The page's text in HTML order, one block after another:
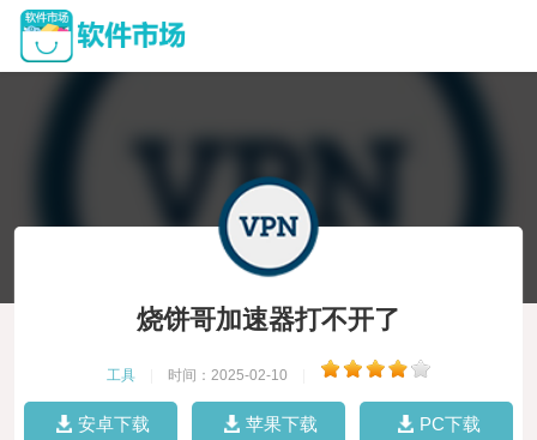
烧饼哥加速器打不开了
工具 时间：2025-02-10
安卓下载 苹果下载 PC下载